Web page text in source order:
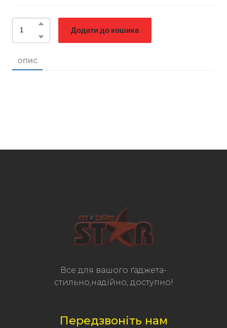
Додати до кошика
ОПИС
Все для вашого ґаджета-
стильно,надійно, доступно!
Передзвоніть нам